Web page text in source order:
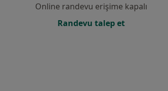
Online randevu erişime kapalı
Randevu talep et